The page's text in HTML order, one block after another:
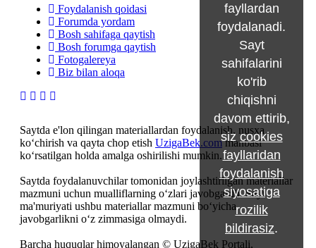
Foydalanish qoidasi
Forumda yordam
Bosh sahifaga qaytish
Bosh forumga qaytish
Fotogalereya
Biz bilan aloqa
Saytda e'lon qilingan materiallardan foydalanish, nusxa
ko‘chirish va qayta chop etish UzigaBek.commanbasi
ko‘rsatilgan holda amalga oshirilishi mumkin.
Saytda foydalanuvchilar tomonidan joylashtirilgan materiallar
mazmuni uchun mualliflarning o‘zlari javobgardir. Sayt
ma'muriyati ushbu materiallar mazmuni bo‘yicha
javobgarlikni o‘z zimmasiga olmaydi.
Barcha huquqlar himoyalangan © UzigaBek Portali,
fayllardan
foydalanadi.
Sayt
sahifalarini
ko'rib
chiqishni
davom ettirib,
sizcookies
fayllaridan
foydalanish
siyosatiga
rozilik
bildirasiz.